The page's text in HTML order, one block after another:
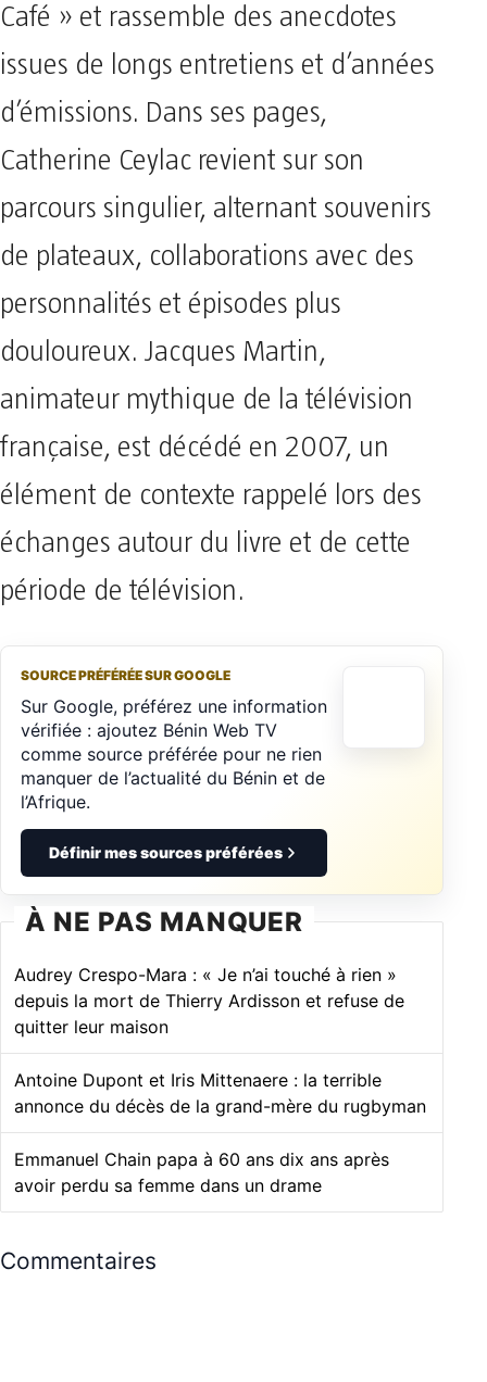
Café » et rassemble des anecdotes
issues de longs entretiens et d’années
d’émissions. Dans ses pages,
Catherine Ceylac revient sur son
parcours singulier, alternant souvenirs
de plateaux, collaborations avec des
personnalités et épisodes plus
douloureux. Jacques Martin,
animateur mythique de la télévision
française, est décédé en 2007, un
élément de contexte rappelé lors des
échanges autour du livre et de cette
période de télévision.
SOURCE PRÉFÉRÉE SUR GOOGLE
Sur Google, préférez une information
vérifiée : ajoutez Bénin Web TV
comme source préférée pour ne rien
manquer de l’actualité du Bénin et de
l’Afrique.
Définir mes sources préférées
À NE PAS MANQUER
Audrey Crespo-Mara : « Je n’ai touché à rien »
depuis la mort de Thierry Ardisson et refuse de
quitter leur maison
Antoine Dupont et Iris Mittenaere : la terrible
annonce du décès de la grand-mère du rugbyman
Emmanuel Chain papa à 60 ans dix ans après
avoir perdu sa femme dans un drame
Commentaires